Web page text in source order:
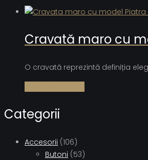
Cravată maro cu
O cravată reprezintă definiția
Categorii
Accesorii (106)
Butoni (53)